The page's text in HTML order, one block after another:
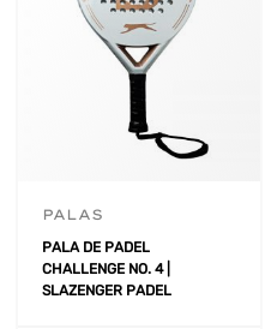
PALAS
PALA DE PADEL
CHALLENGE NO. 4 |
SLAZENGER PADEL